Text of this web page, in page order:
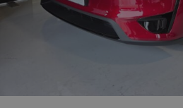
Adverteren